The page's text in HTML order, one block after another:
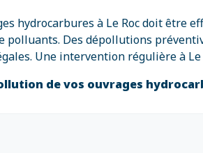
hydrocarbures à Le Roc doit être
polluants. Des dépollutions
Une intervention régulière à
de vos ouvrages